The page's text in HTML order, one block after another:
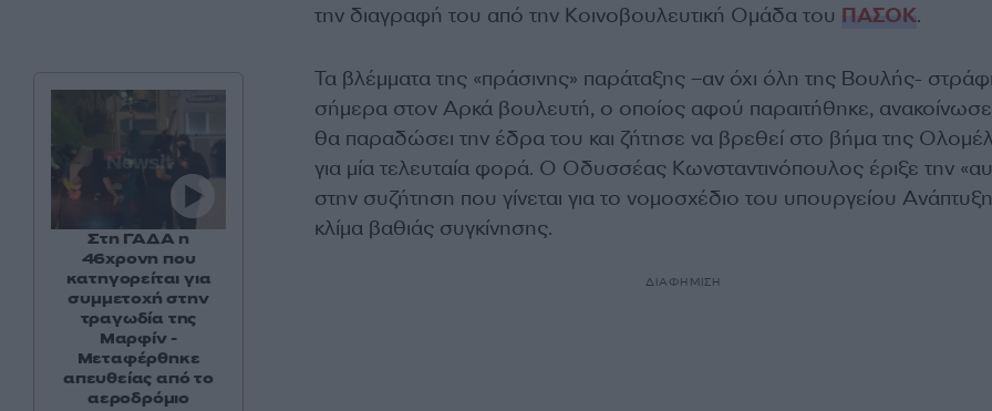
την διαγραφή του από την Κοινοβουλευτική Ομάδα του ΠΑΣΟΚ.
Τα βλέμματα της «πράσινης» παράταξης –αν όχι όλη της Βουλής-
σήμερα στον Αρκά βουλευτή, ο οποίος αφού παραιτήθηκε,
θα παραδώσει την έδρα του και ζήτησε να βρεθεί στο βήμα της
για μία τελευταία φορά. Ο Οδυσσέας Κωνσταντινόπουλος έριξε την
στην συζήτηση που γίνεται για το νομοσχέδιο του υπουργείου
κλίμα βαθιάς συγκίνησης.
ΔΙΑΦΗΜΙΣΗ
Στη ΓΑΔΑ η
46χρονη που
κατηγορείται για
συμμετοχή στην
τραγωδία της
Μαρφίν -
Μεταφέρθηκε
απευθείας από το
αεροδρόμιο